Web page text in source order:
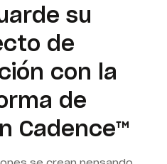
su
de
con la
de
Cadence™